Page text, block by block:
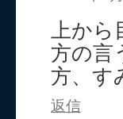
上か
方の言
方、す
返信